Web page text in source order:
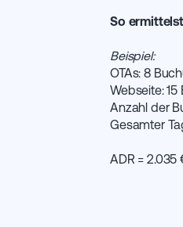
So
Beispiel:
OTAs: 8
Webseite:
Anzahl der
Gesamter
ADR = 2.035